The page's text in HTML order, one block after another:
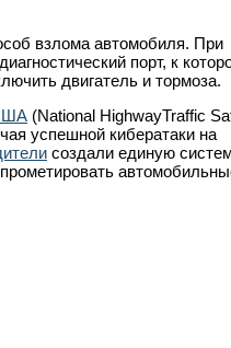
взлома автомобиля. При
порт, к
двигатель и тормоза.
(National HighwayTraffic
успешной кибератаки на
создали единую